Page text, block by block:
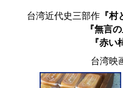
台湾近代史三部作 『
『無言の
『赤い
台湾映